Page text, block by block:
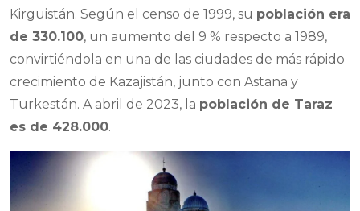
Kirguistán. Según el censo de 1999, su población era
de 330.100, un aumento del 9 % respecto a 1989,
convirtiéndola en una de las ciudades de más rápido
crecimiento de Kazajistán, junto con Astana y
Turkestán. A abril de 2023, la población de Taraz
es de 428.000.